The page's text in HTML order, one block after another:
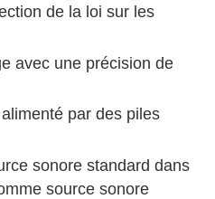
de la loi sur les
avec une précision de
par des piles
sonore standard dans
source sonore